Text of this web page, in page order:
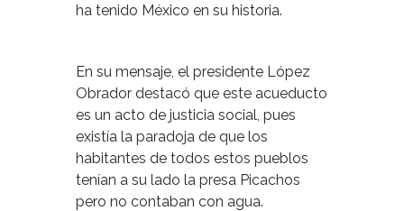
ha tenido México en su historia.
En su mensaje, el presidente López
Obrador destacó que este acueducto
es un acto de justicia social, pues
existía la paradoja de que los
habitantes de todos estos pueblos
tenían a su lado la presa Picachos
pero no contaban con agua.